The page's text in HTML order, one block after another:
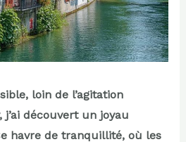
loin de l’agitation
j’ai découvert un joyau
havre de tranquillité, où les